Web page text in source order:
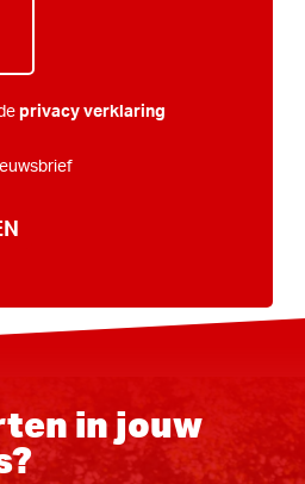
privacy verklaring
in jouw